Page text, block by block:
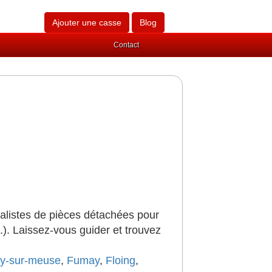
Ajouter une casse Blog
Contact
de pièces détachées pour
Laissez-vous guider et trouvez
sur-meuse, Fumay, Floing,